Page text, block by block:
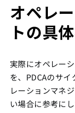
オペレ
トの具
実際にオペレー
を、PDCAのサ
レーションマネ
い場合に参考に